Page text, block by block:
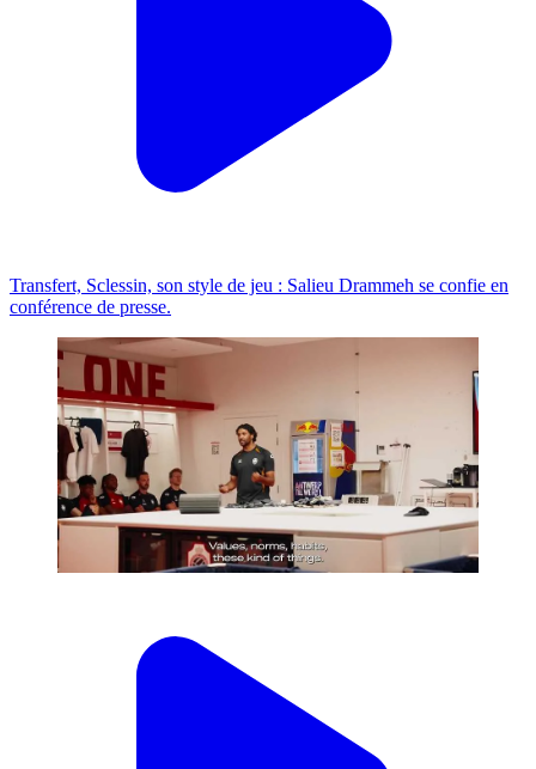
Transfert, Sclessin, son style de jeu : Salieu Drammeh se confie en
conférence de presse.